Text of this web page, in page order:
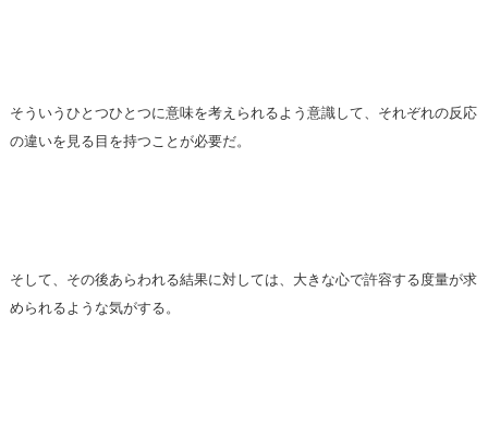
そういうひとつひとつに意味を考えられるよう意識して、それぞれの反応
の違いを見る目を持つことが必要だ。
そして、その後あらわれる結果に対しては、大きな心で許容する度量が求
められるような気がする。